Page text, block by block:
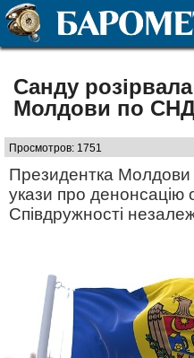
Санду
Молдови по
Просмотров: 1751
Президентка
укази про денонсацію
Співдружності